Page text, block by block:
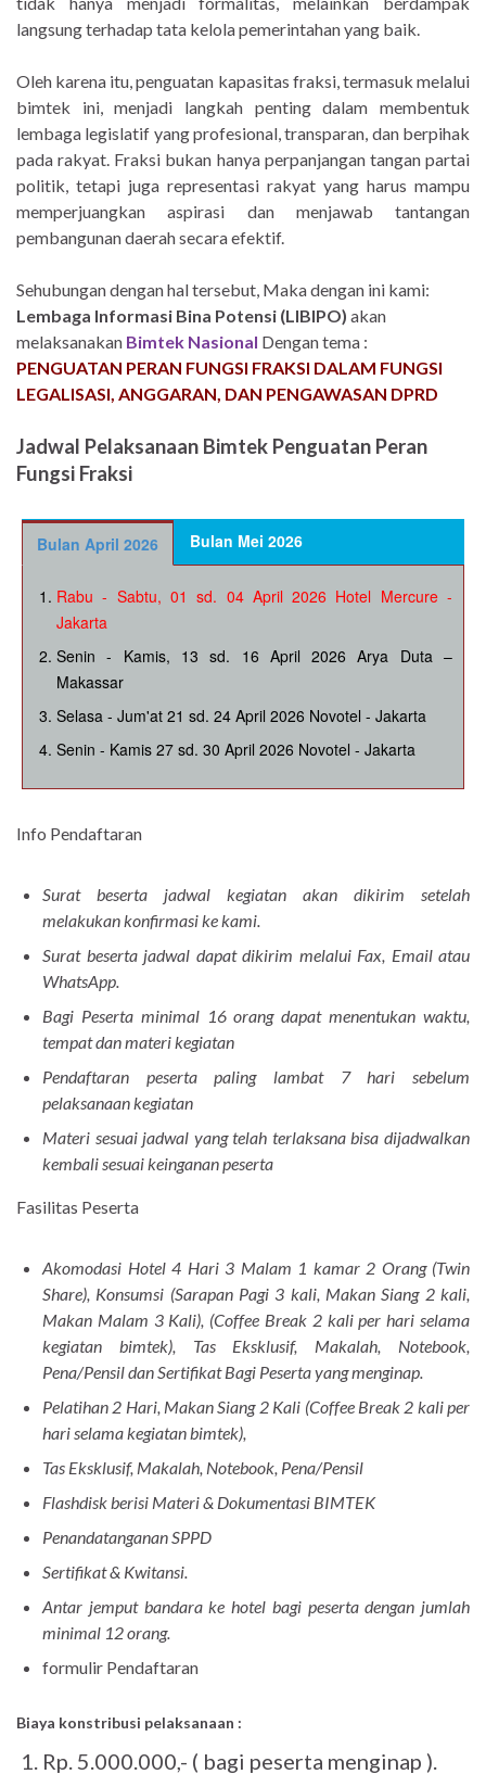
langsung terhadap tata kelola pemerintahan yang baik.
Oleh karena itu, penguatan kapasitas fraksi, termasuk melalui
bimtek ini, menjadi langkah penting dalam membentuk
lembaga legislatif yang profesional, transparan, dan berpihak
pada rakyat. Fraksi bukan hanya perpanjangan tangan partai
politik, tetapi juga representasi rakyat yang harus mampu
memperjuangkan aspirasi dan menjawab tantangan
pembangunan daerah secara efektif.
Sehubungan dengan hal tersebut, Maka dengan ini kami:
Lembaga Informasi Bina Potensi (LIBIPO) akan
melaksanakan Bimtek Nasional Dengan tema :
PENGUATAN PERAN FUNGSI FRAKSI DALAM FUNGSI
LEGALISASI, ANGGARAN, DAN PENGAWASAN DPRD
Jadwal Pelaksanaan Bimtek Penguatan Peran
Fungsi Fraksi
Bulan April 2026 Bulan Mei 2026
Rabu - Sabtu, 01 sd. 04 April 2026 Hotel Mercure -
Jakarta
Senin - Kamis, 13 sd. 16 April 2026 Arya Duta –
Makassar
Selasa - Jum'at 21 sd. 24 April 2026 Novotel - Jakarta
Senin - Kamis 27 sd. 30 April 2026 Novotel - Jakarta
Info Pendaftaran
Surat beserta jadwal kegiatan akan dikirim setelah
melakukan konfirmasi ke kami.
Surat beserta jadwal dapat dikirim melalui Fax, Email atau
WhatsApp.
Bagi Peserta minimal 16 orang dapat menentukan waktu,
tempat dan materi kegiatan
Pendaftaran peserta paling lambat 7 hari sebelum
pelaksanaan kegiatan
Materi sesuai jadwal yang telah terlaksana bisa dijadwalkan
kembali sesuai keinganan peserta
Fasilitas Peserta
Akomodasi Hotel 4 Hari 3 Malam 1 kamar 2 Orang (Twin
Share), Konsumsi (Sarapan Pagi 3 kali, Makan Siang 2 kali,
Makan Malam 3 Kali), (Coffee Break 2 kali per hari selama
kegiatan bimtek), Tas Eksklusif, Makalah, Notebook,
Pena/Pensil dan Sertifikat Bagi Peserta yang menginap.
Pelatihan 2 Hari, Makan Siang 2 Kali (Coffee Break 2 kali per
hari selama kegiatan bimtek),
Tas Eksklusif, Makalah, Notebook, Pena/Pensil
Flashdisk berisi Materi & Dokumentasi BIMTEK
Penandatanganan SPPD
Sertifikat & Kwitansi.
Antar jemput bandara ke hotel bagi peserta dengan jumlah
minimal 12 orang.
formulir Pendaftaran
Biaya konstribusi pelaksanaan :
Rp. 5.000.000,- ( bagi peserta menginap ).